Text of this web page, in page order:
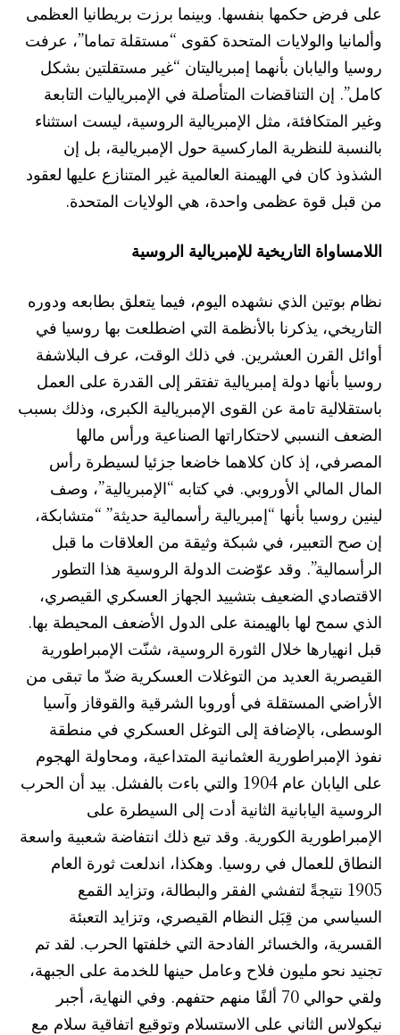
على فرض حكمها بنفسها. وبينما برزت بريطانيا العظمى
وألمانيا والولايات المتحدة كقوى “مستقلة تماما”، عرفت
روسيا واليابان بأنهما إمبرياليتان “غير مستقلتين بشكل
كامل”. إن التناقضات المتأصلة في الإمبرياليات التابعة
وغير المتكافئة، مثل الإمبريالية الروسية، ليست استثناء
بالنسبة للنظرية الماركسية حول الإمبريالية، بل إن
الشذوذ كان في الهيمنة العالمية غير المتنازع عليها لعقود
من قبل قوة عظمى واحدة، هي الولايات المتحدة.
اللامساواة التاريخية للإمبريالية الروسية
نظام بوتين الذي نشهده اليوم، فيما يتعلق بطابعه ودوره
التاريخي، يذكرنا بالأنظمة التي اضطلعت بها روسيا في
أوائل القرن العشرين. في ذلك الوقت، عرف البلاشفة
روسيا بأنها دولة إمبريالية تفتقر إلى القدرة على العمل
باستقلالية تامة عن القوى الإمبريالية الكبرى، وذلك بسبب
الضعف النسبي لاحتكاراتها الصناعية ورأس مالها
المصرفي، إذ كان كلاهما خاضعا جزئيا لسيطرة رأس
المال المالي الأوروبي. في كتابه “الإمبريالية”، وصف
لينين روسيا بأنها “إمبريالية رأسمالية حديثة” “متشابكة،
إن صح التعبير، في شبكة وثيقة من العلاقات ما قبل
الرأسمالية”. وقد عوّضت الدولة الروسية هذا التطور
الاقتصادي الضعيف بتشييد الجهاز العسكري القيصري،
الذي سمح لها بالهيمنة على الدول الأضعف المحيطة بها.
قبل انهيارها خلال الثورة الروسية، شنّت الإمبراطورية
القيصرية العديد من التوغلات العسكرية ضدّ ما تبقى من
الأراضي المستقلة في أوروبا الشرقية والقوقاز وآسيا
الوسطى، بالإضافة إلى التوغل العسكري في منطقة
نفوذ الإمبراطورية العثمانية المتداعية، ومحاولة الهجوم
على اليابان عام 1904 والتي باءت بالفشل. بيد أن الحرب
الروسية اليابانية الثانية أدت إلى السيطرة على
الإمبراطورية الكورية. وقد تبع ذلك انتفاضة شعبية واسعة
النطاق للعمال في روسيا. وهكذا، اندلعت ثورة العام
1905 نتيجةً لتفشي الفقر والبطالة، وتزايد القمع
السياسي من قِبَل النظام القيصري، وتزايد التعبئة
القسرية، والخسائر الفادحة التي خلفتها الحرب. لقد تم
تجنيد نحو مليون فلاح وعامل حينها للخدمة على الجبهة،
ولقي حوالي 70 ألفًا منهم حتفهم. وفي النهاية، أجبر
نيكولاس الثاني على الاستسلام وتوقيع اتفاقية سلام مع